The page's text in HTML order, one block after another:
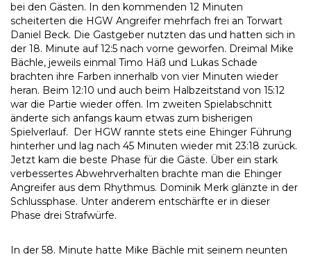
bei den Gästen. In den kommenden 12 Minuten
scheiterten die HGW Angreifer mehrfach frei an Torwart
Daniel Beck. Die Gastgeber nutzten das und hatten sich in
der 18. Minute auf 12:5 nach vorne geworfen. Dreimal Mike
Bächle, jeweils einmal Timo Häß und Lukas Schade
brachten ihre Farben innerhalb von vier Minuten wieder
heran. Beim 12:10 und auch beim Halbzeitstand von 15:12
war die Partie wieder offen. Im zweiten Spielabschnitt
änderte sich anfangs kaum etwas zum bisherigen
Spielverlauf. Der HGW rannte stets eine Ehinger Führung
hinterher und lag nach 45 Minuten wieder mit 23:18 zurück.
Jetzt kam die beste Phase für die Gäste. Über ein stark
verbessertes Abwehrverhalten brachte man die Ehinger
Angreifer aus dem Rhythmus. Dominik Merk glänzte in der
Schlussphase. Unter anderem entschärfte er in dieser
Phase drei Strafwürfe.
In der 58. Minute hatte Mike Bächle mit seinem neunten